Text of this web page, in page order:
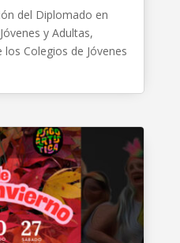
del Diplomado en
y Adultas,
Colegios de Jóvenes